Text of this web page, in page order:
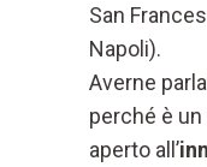
San
Napoli).
Averne
perché è
aperto all’